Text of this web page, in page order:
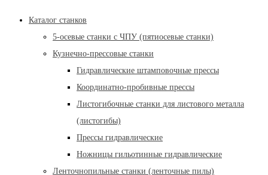
Каталог станков
5-осевые станки с ЧПУ (пятиосевые станки)
Кузнечно-прессовые станки
Гидравлические штамповочные прессы
Координатно-пробивные прессы
Листогибочные станки для листового металла
(листогибы)
Прессы гидравлические
Ножницы гильотинные гидравлические
Ленточнопильные станки (ленточные пилы)